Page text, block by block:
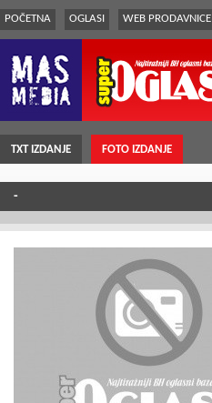
POČETNA OGLASI WEB PRODAVNICE
TXT IZDANJE FOTO IZDANJE
-